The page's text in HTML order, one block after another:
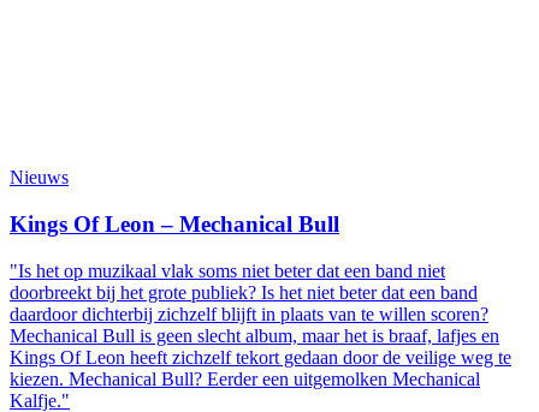
Nieuws
Kings Of Leon – Mechanical Bull
"Is het op muzikaal vlak soms niet beter dat een band niet
doorbreekt bij het grote publiek? Is het niet beter dat een band
daardoor dichterbij zichzelf blijft in plaats van te willen scoren?
Mechanical Bull is geen slecht album, maar het is braaf, lafjes en
Kings Of Leon heeft zichzelf tekort gedaan door de veilige weg te
kiezen. Mechanical Bull? Eerder een uitgemolken Mechanical
Kalfje."